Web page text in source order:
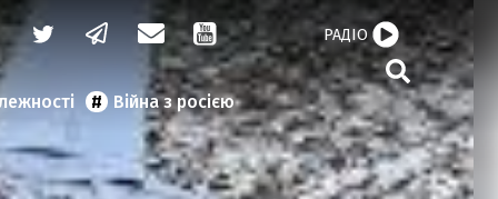
Війна з росією
РАДІО